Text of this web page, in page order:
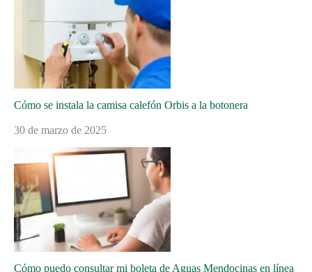
Cómo se instala la camisa calefón Orbis a la botonera
30 de marzo de 2025
Cómo puedo consultar mi boleta de Aguas Mendocinas en línea